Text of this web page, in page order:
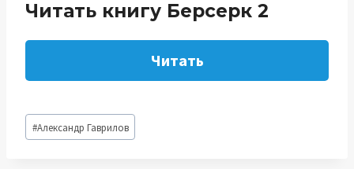
Читать книгу Берсерк 2
Читать
Метки
записи:
#Александр Гаврилов